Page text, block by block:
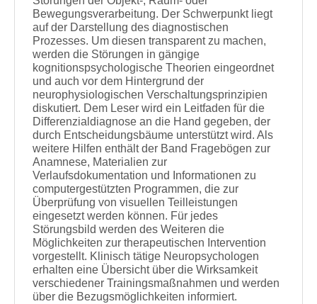
Bewegungsverarbeitung. Der Schwerpunkt liegt
auf der Darstellung des diagnostischen
Prozesses. Um diesen transparent zu machen,
werden die Störungen in gängige
kognitionspsychologische Theorien eingeordnet
und auch vor dem Hintergrund der
neurophysiologischen Verschaltungsprinzipien
diskutiert. Dem Leser wird ein Leitfaden für die
Differenzialdiagnose an die Hand gegeben, der
durch Entscheidungsbäume unterstützt wird. Als
weitere Hilfen enthält der Band Fragebögen zur
Anamnese, Materialien zur
Verlaufsdokumentation und Informationen zu
computergestützten Programmen, die zur
Überprüfung von visuellen Teilleistungen
eingesetzt werden können. Für jedes
Störungsbild werden des Weiteren die
Möglichkeiten zur therapeutischen Intervention
vorgestellt. Klinisch tätige Neuropsychologen
erhalten eine Übersicht über die Wirksamkeit
verschiedener Trainingsmaßnahmen und werden
über die Bezugsmöglichkeiten informiert.